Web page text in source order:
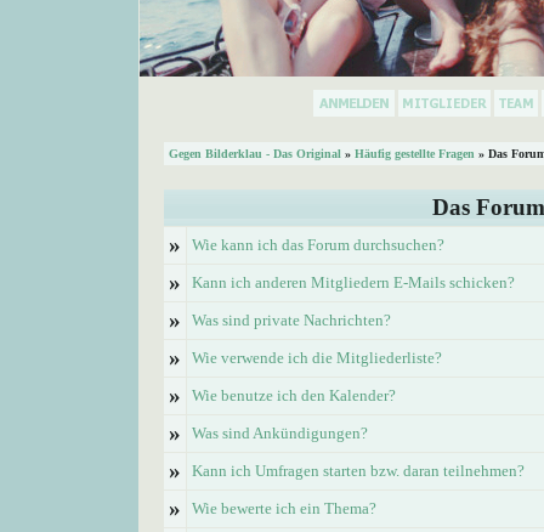
Gegen Bilderklau - Das Original » Häufig gestellte Fragen » Das
Das
»
Wie kann ich das Forum durchsuchen?
» Kann ich anderen Mitgliedern E-Mails schicken?
» Was sind private Nachrichten?
» Wie verwende ich die Mitgliederliste?
» Wie benutze ich den Kalender?
» Was sind Ankündigungen?
» Kann ich Umfragen starten bzw. daran teilnehmen?
» Wie bewerte ich ein Thema?